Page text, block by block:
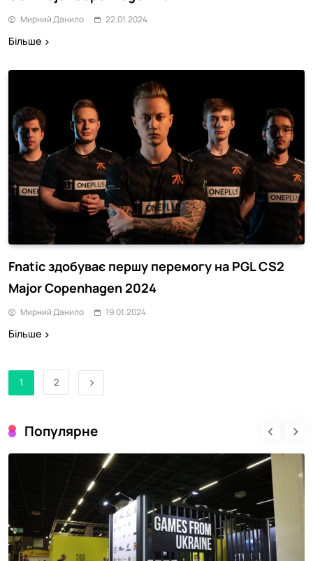
Мирний Данило 22.01.2024
Більше
Fnatic здобуває першу перемогу на PGL CS2
Major Copenhagen 2024
Мирний Данило 19.01.2024
Більше
1 2
Популярне